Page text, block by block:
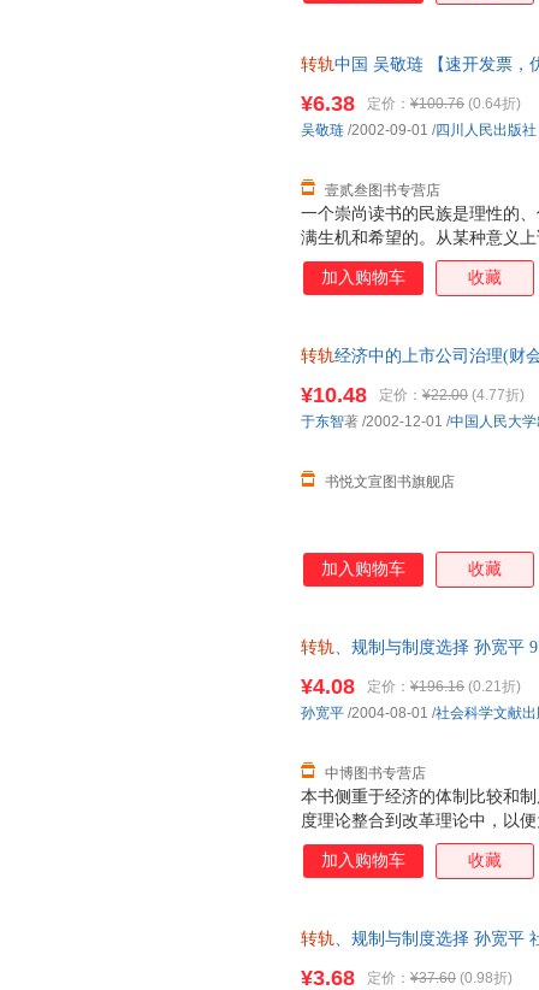
转轨中国 吴敬琏 【速开发票，
一个崇尚读书的民族是理性的
满生机和希望的。从某种意义
明，正是靠着书才是以传承、
¥6.38 定价： ¥100.76 (0.64折)
壹贰叁图书专营店
吴敬琏 /2002-09-01 /四川人民出版社
加入购物车 收藏
转轨经济中的上市公司治理(财
心选购
¥10.48 定价： ¥22.00 (4.77折)
书悦文宣图书旗舰店
于东智著 /2002-12-01 /中国人民大
加入购物车 收藏
转轨、规制与制度选择 孙宽平
本书侧重于经济的体制比较和
度理论整合到改革理论中，以
出现的问题和解决问题的政策
度分析，以求对制度分析和体
¥4.08 定价： ¥196.16 (0.21折)
中博图书专营店
孙宽平 /2004-08-01 /社会科学文献
加入购物车 收藏
转轨、规制与制度选择 孙宽平
¥3.68 定价： ¥37.60 (0.98折)